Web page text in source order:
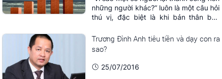
những người khác?” luôn là một câu hỏi
thú vị, đặc biệt là khi bản thân bạn
Trương Đình Anh tiêu tiền và dạy con ra
sao?
25/07/2016